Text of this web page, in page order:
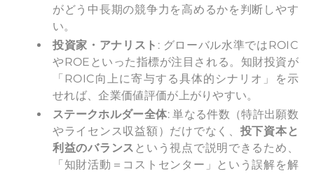
がどう中長期の競争力を高めるかを判断しやす
い。
投資家・アナリスト : グローバル水準ではROIC
やROEといった指標が注目される。知財投資が
「ROIC向上に寄与する具体的シナリオ」を示
せれば、企業価値評価が上がりやすい。
ステークホルダー全体: 単なる件数（特許出願数
やライセンス収益額）だけでなく、 投下資本と
利益のバランス という視点で説明できるため、
「知財活動＝コストセンター」という誤解を解